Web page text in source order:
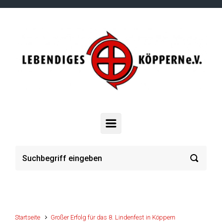
Zum Hauptinhalt springen
Startseite Großer Erfolg für das 8. Lindenfest in Köppern